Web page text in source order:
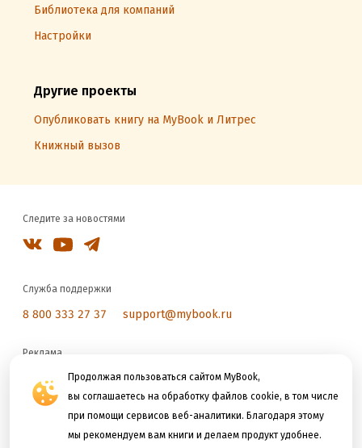
Продолжая пользоваться сайтом MyBook,
вы соглашаетесь на обработку файлов cookie, в том числе
при помощи сервисов веб-аналитики. Благодаря этому
мы рекомендуем вам книги и делаем продукт удобнее.
Библиотека для компаний
Настройки
Другие проекты
Опубликовать книгу на MyBook и Литрес
Книжный вызов
Следите за новостями
Служба поддержки
8 800 333 27 37 support@mybook.ru
Реклама
reklama@litres.ru
Мы принимаем к оплате